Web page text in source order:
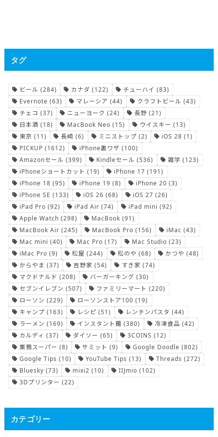
タグ
ビール (284) カナダ (122) チューハイ (83)
Evernote (63) マレーシア (44) クラフトビール (43)
チェコ (37) ニューヨーク (24) 長野 (21)
日本酒 (18) MacBook Neo (15) ウイスキー (13)
東京 (11) 長崎 (6) ミニストップ (2) iOS 28 (1)
PICKUP (1612) iPhone裏ワザ (100)
Amazonセール (399) Kindleセール (536) 雑学 (123)
iPhoneショートカット (19) iPhone 17 (191)
iPhone 18 (95) iPhone 19 (8) iPhone 20 (3)
iPhone SE (133) iOS 26 (68) iOS 27 (26)
iPad Pro (92) iPad Air (74) iPad mini (92)
Apple Watch (298) MacBook (91)
MacBook Air (245) MacBook Pro (156) iMac (43)
Mac mini (40) Mac Pro (17) Mac Studio (23)
iMac Pro (9) 松屋 (244) 松のや (68) かつや (48)
からやま (37) 吉野家 (54) すき家 (74)
マクドナルド (208) バーガーキング (30)
セブンイレブン (507) ファミリーマート (220)
ローソン (229) ローソンストア100 (19)
キャンプ (163) レシピ (51) レンチンパスタ (44)
ラーメン (169) インスタント麺 (380) 冷凍食品 (42)
カルディ (37) ダイソー (65) 3COINS (12)
業務スーパー (8) サミット (9) Google Doodle (802)
Google Tips (10) YouTube Tips (13) Threads (272)
Bluesky (73) mixi2 (10) IIJmio (102)
3Dプリンター (22)
カテゴリー